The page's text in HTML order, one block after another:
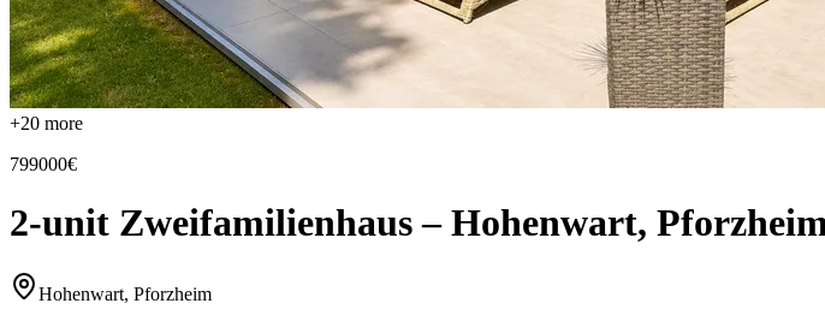
+20 more
799000€
2-unit Zweifamilienhaus – Hohenwart,
Hohenwart, Pforzheim